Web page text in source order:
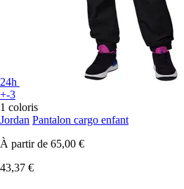
24h
+-3
1 coloris
Jordan Pantalon cargo enfant
À partir de 65,00 €
43,37 €